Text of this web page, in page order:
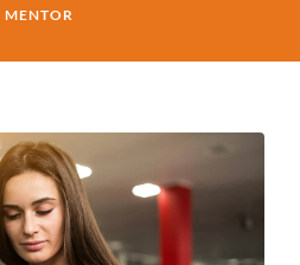
MENTOR